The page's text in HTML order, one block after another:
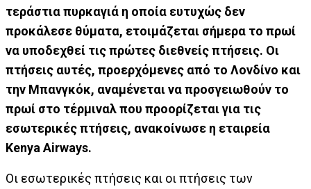
τεράστια πυρκαγιά η οποία ευτυχώς δεν
προκάλεσε θύματα, ετοιμάζεται σήμερα το πρωί
να υποδεχθεί τις πρώτες διεθνείς πτήσεις. Οι
πτήσεις αυτές, προερχόμενες από το Λονδίνο και
την Μπανγκόκ, αναμένεται να προσγειωθούν το
πρωί στο τέρμιναλ που προορίζεται για τις
εσωτερικές πτήσεις, ανακοίνωσε η εταιρεία
Kenya Airways.
Οι εσωτερικές πτήσεις και οι πτήσεις των